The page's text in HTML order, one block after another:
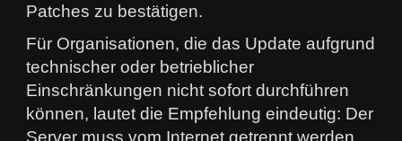
Patches zu bestätigen.
Für Organisationen, die das Update aufgrund
technischer oder betrieblicher
Einschränkungen nicht sofort durchführen
können, lautet die Empfehlung eindeutig: Der
Server muss vom Internet getrennt werden,